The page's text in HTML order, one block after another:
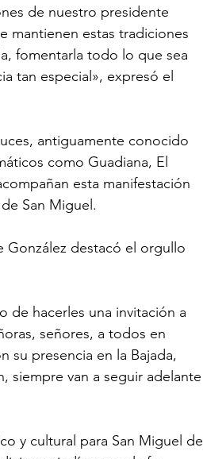
de nuestro presidente
mantienen estas tradiciones
fomentarla todo lo que sea
tan especial», expresó el
antiguamente conocido
como Guadiana, El
esta manifestación
San Miguel.
González destacó el orgullo
de hacerles una invitación a
señores, a todos en
su presencia en la Bajada,
siempre van a seguir adelante
y cultural para San Miguel de